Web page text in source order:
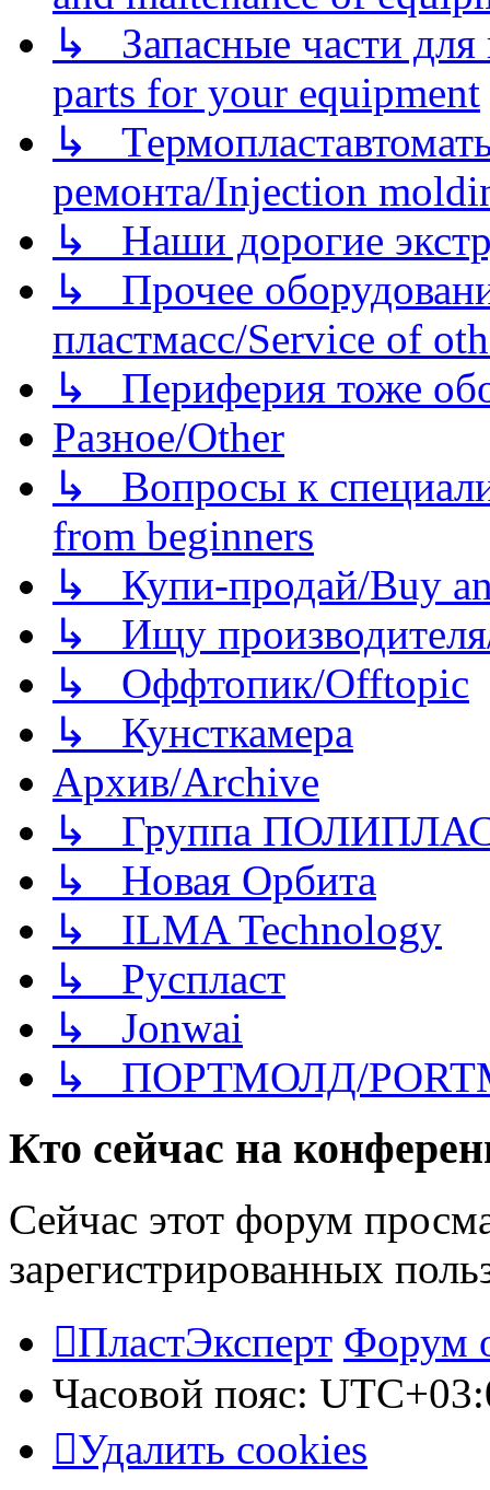
↳ Запасные части для
parts for your equipment
↳
ремонта/Injection
↳ Наши дорогие
↳ Прочее
пластмасс/Service of
↳ Периферия тоже
Разное/Other
↳ Вопросы к
from beginners
↳ Купи-продай/Buy
↳ Ищу
↳ Оффтопик/Offtopic
↳ Кунсткамера
Архив/Archive
↳ Группа
↳ Новая Орбита
↳ ILMA Technology
↳ Руспласт
↳ Jonwai
↳ ПОРТМОЛД/
Кто сейчас на
Сейчас этот форум
зарегистрированных
ПластЭксперт Форум
Часовой пояс:
Удалить cookies